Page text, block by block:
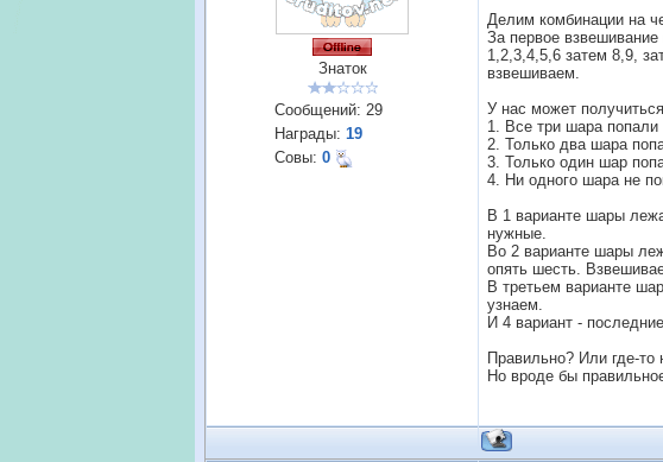
Знаток
Сообщений: 29
Награды: 19
Совы: 0
Делим комбинации на
За первое
1,2,3,4,5,6 затем 8,9,
взвешиваем.
У нас может
1. Все три шара
2. Только два шара
3. Только один шар
4. Ни одного шара не
В 1 варианте шары
нужные.
Во 2 варианте шары
опять шесть.
В третьем варианте
узнаем.
И 4 вариант -
Правильно? Или где-
Но вроде бы